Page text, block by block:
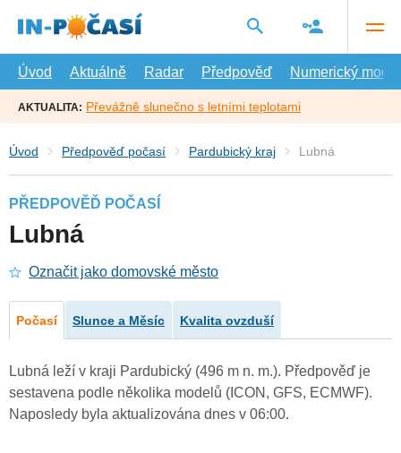
hlavní
Úvod
Aktuálně Radar Předpověď Numerický model
AKTUALITA: Převážně slunečno s letními teplotami
Úvod Předpověď počasí Pardubický kraj Lubná
PŘEDPOVĚĎ POČASÍ
Lubná
Označit jako domovské město
Počasí Slunce a Měsíc Kvalita ovzduší
Lubná leží v kraji Pardubický (496 m n. m.). Předpověď je
sestavena podle několika modelů (ICON, GFS, ECMWF).
Naposledy byla aktualizována dnes v 06:00.